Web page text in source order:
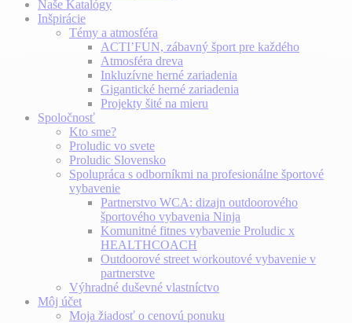
Naše Katalógy
Inšpirácie
Témy a atmosféra
ACTI’FUN, zábavný šport pre každého
Atmosféra dreva
Inkluzívne herné zariadenia
Gigantické herné zariadenia
Projekty šité na mieru
Spoločnosť
Kto sme?
Proludic vo svete
Proludic Slovensko
Spolupráca s odborníkmi na profesionálne športové
vybavenie
Partnerstvo WCA: dizajn outdoorového
športového vybavenia Ninja
Komunitné fitnes vybavenie Proludic x
HEALTHCOACH
Outdoorové street workoutové vybavenie v
partnerstve
Výhradné duševné vlastníctvo
Môj účet
Moja žiadosť o cenovú ponuku